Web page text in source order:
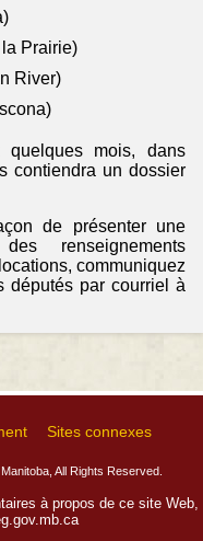
Prairie)
River)
mois, dans
contiendra un dossier
de présenter une
renseignements
communiquez
députés par courriel à
Sites connexes
All Rights Reserved.
à propos de ce site Web,